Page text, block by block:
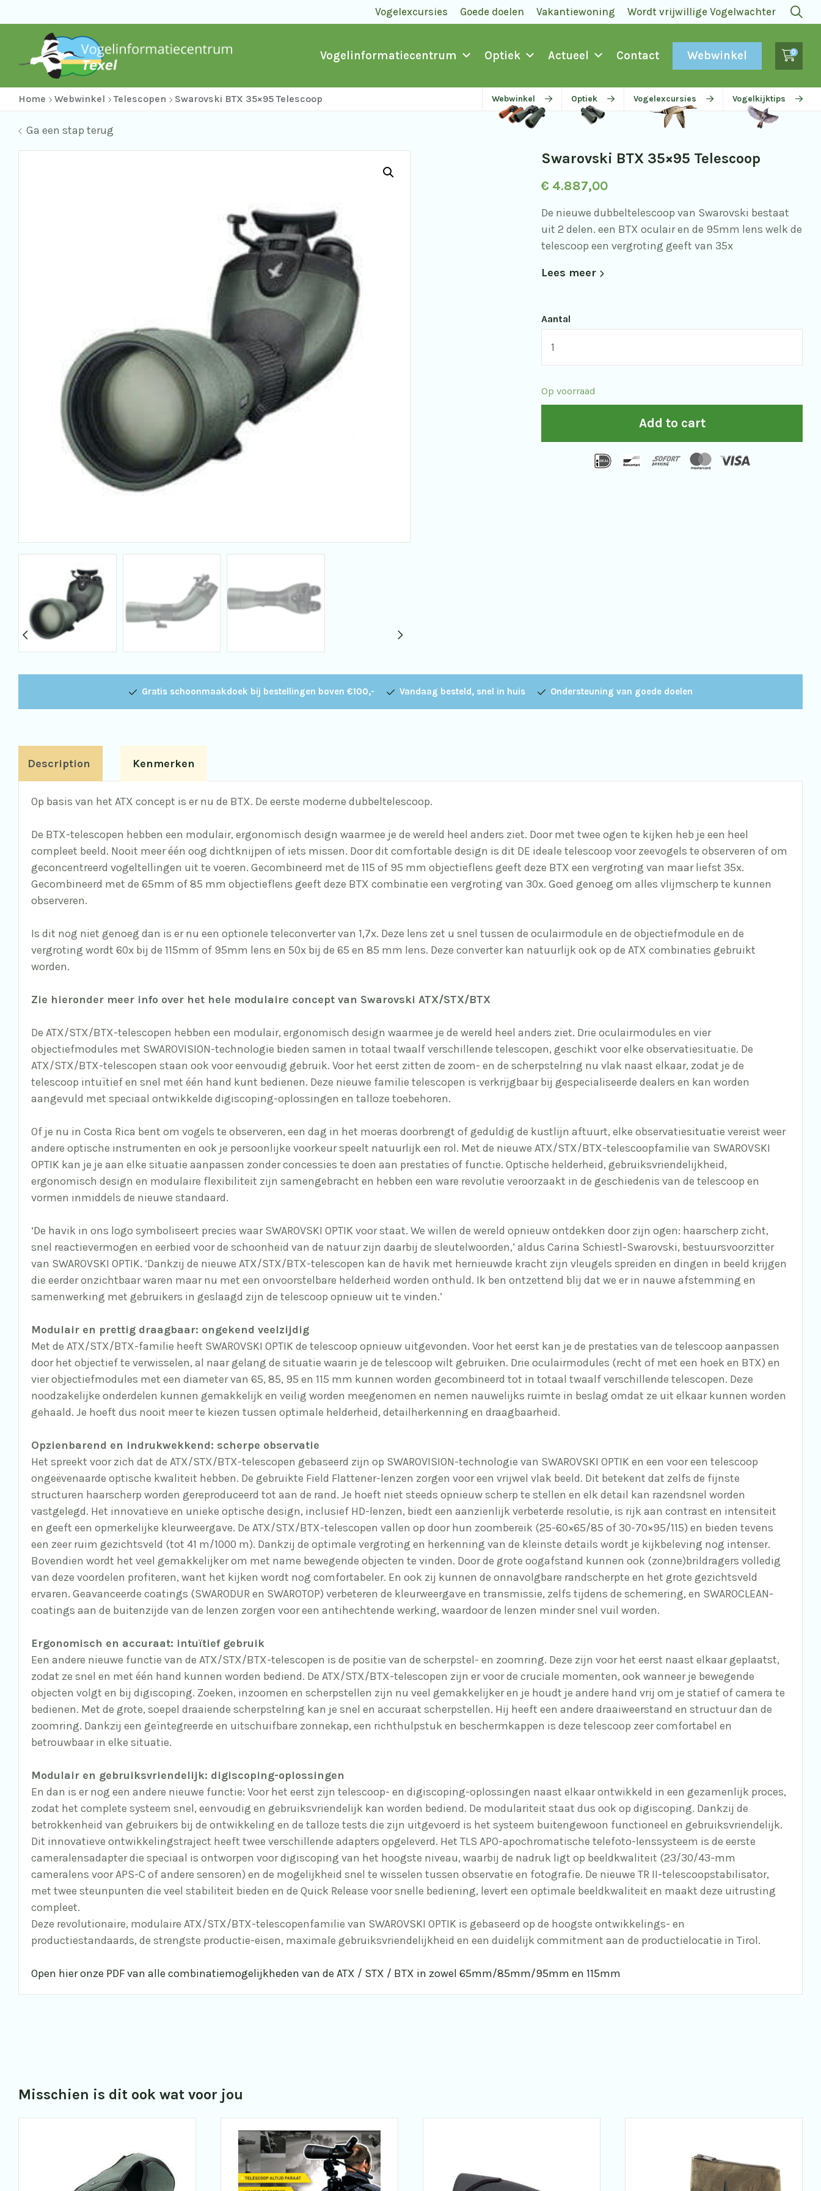
Vogelexcursies Goede doelen Vakantiewoning Wordt vrijwillige Vogelwachter
Vogelinformatiecentrum Optiek Actueel Contact Webwinkel 0
Home Webwinkel Telescopen Swarovski BTX 35×95 Telescoop Webwinkel Optiek Vogelexcursies Vogelkijktips
Ga een stap terug
Swarovski BTX 35×95 Telescoop
€ 4.887,00
De nieuwe dubbeltelescoop van Swarovski bestaat
uit 2 delen. een BTX oculair en de 95mm lens welk de
telescoop een vergroting geeft van 35x
Lees meer
Aantal
Telescoop
Op voorraad
Add to cart
Gratis schoonmaakdoek bij bestellingen boven €100,- Vandaag besteld, snel in huis Ondersteuning van goede doelen
Description Kenmerken
Op basis van het ATX concept is er nu de BTX. De eerste moderne dubbeltelescoop.
De BTX-telescopen hebben een modulair, ergonomisch design waarmee je de wereld heel anders ziet. Door met twee ogen te kijken heb je een heel
compleet beeld. Nooit meer één oog dichtknijpen of iets missen. Door dit comfortable design is dit DE ideale telescoop voor zeevogels te observeren of om
geconcentreerd vogeltellingen uit te voeren. Gecombineerd met de 115 of 95 mm objectieflens geeft deze BTX een vergroting van maar liefst 35x.
Gecombineerd met de 65mm of 85 mm objectieflens geeft deze BTX combinatie een vergroting van 30x. Goed genoeg om alles vlijmscherp te kunnen
observeren.
Is dit nog niet genoeg dan is er nu een optionele teleconverter van 1,7x. Deze lens zet u snel tussen de oculairmodule en de objectiefmodule en de
vergroting wordt 60x bij de 115mm of 95mm lens en 50x bij de 65 en 85 mm lens. Deze converter kan natuurlijk ook op de ATX combinaties gebruikt
worden.
Zie hieronder meer info over het hele modulaire concept van Swarovski ATX/STX/BTX
De ATX/STX/BTX-telescopen hebben een modulair, ergonomisch design waarmee je de wereld heel anders ziet. Drie oculairmodules en vier
objectiefmodules met SWAROVISION-technologie bieden samen in totaal twaalf verschillende telescopen, geschikt voor elke observatiesituatie. De
ATX/STX/BTX-telescopen staan ook voor eenvoudig gebruik. Voor het eerst zitten de zoom- en de scherpstelring nu vlak naast elkaar, zodat je de
telescoop intuïtief en snel met één hand kunt bedienen. Deze nieuwe familie telescopen is verkrijgbaar bij gespecialiseerde dealers en kan worden
aangevuld met speciaal ontwikkelde digiscoping-oplossingen en talloze toebehoren.
Of je nu in Costa Rica bent om vogels te observeren, een dag in het moeras doorbrengt of geduldig de kustlijn aftuurt, elke observatiesituatie vereist weer
andere optische instrumenten en ook je persoonlijke voorkeur speelt natuurlijk een rol. Met de nieuwe ATX/STX/BTX-telescoopfamilie van SWAROVSKI
OPTIK kan je je aan elke situatie aanpassen zonder concessies te doen aan prestaties of functie. Optische helderheid, gebruiksvriendelijkheid,
ergonomisch design en modulaire flexibiliteit zijn samengebracht en hebben een ware revolutie veroorzaakt in de geschiedenis van de telescoop en
vormen inmiddels de nieuwe standaard.
‘De havik in ons logo symboliseert precies waar SWAROVSKI OPTIK voor staat. We willen de wereld opnieuw ontdekken door zijn ogen: haarscherp zicht,
snel reactievermogen en eerbied voor de schoonheid van de natuur zijn daarbij de sleutelwoorden,’ aldus Carina Schiestl-Swarovski, bestuursvoorzitter
van SWAROVSKI OPTIK. ‘Dankzij de nieuwe ATX/STX/BTX-telescopen kan de havik met hernieuwde kracht zijn vleugels spreiden en dingen in beeld krijgen
die eerder onzichtbaar waren maar nu met een onvoorstelbare helderheid worden onthuld. Ik ben ontzettend blij dat we er in nauwe afstemming en
samenwerking met gebruikers in geslaagd zijn de telescoop opnieuw uit te vinden.’
Modulair en prettig draagbaar: ongekend veelzijdig
Met de ATX/STX/BTX-familie heeft SWAROVSKI OPTIK de telescoop opnieuw uitgevonden. Voor het eerst kan je de prestaties van de telescoop aanpassen
door het objectief te verwisselen, al naar gelang de situatie waarin je de telescoop wilt gebruiken. Drie oculairmodules (recht of met een hoek en BTX) en
vier objectiefmodules met een diameter van 65, 85, 95 en 115 mm kunnen worden gecombineerd tot in totaal twaalf verschillende telescopen. Deze
noodzakelijke onderdelen kunnen gemakkelijk en veilig worden meegenomen en nemen nauwelijks ruimte in beslag omdat ze uit elkaar kunnen worden
gehaald. Je hoeft dus nooit meer te kiezen tussen optimale helderheid, detailherkenning en draagbaarheid.
Opzienbarend en indrukwekkend: scherpe observatie
Het spreekt voor zich dat de ATX/STX/BTX-telescopen gebaseerd zijn op SWAROVISION-technologie van SWAROVSKI OPTIK en een voor een telescoop
ongeëvenaarde optische kwaliteit hebben. De gebruikte Field Flattener-lenzen zorgen voor een vrijwel vlak beeld. Dit betekent dat zelfs de fijnste
structuren haarscherp worden gereproduceerd tot aan de rand. Je hoeft niet steeds opnieuw scherp te stellen en elk detail kan razendsnel worden
vastgelegd. Het innovatieve en unieke optische design, inclusief HD-lenzen, biedt een aanzienlijk verbeterde resolutie, is rijk aan contrast en intensiteit
en geeft een opmerkelijke kleurweergave. De ATX/STX/BTX-telescopen vallen op door hun zoombereik (25-60×65/85 of 30-70×95/115) en bieden tevens
een zeer ruim gezichtsveld (tot 41 m/1000 m). Dankzij de optimale vergroting en herkenning van de kleinste details wordt je kijkbeleving nog intenser.
Bovendien wordt het veel gemakkelijker om met name bewegende objecten te vinden. Door de grote oogafstand kunnen ook (zonne)brildragers volledig
van deze voordelen profiteren, want het kijken wordt nog comfortabeler. En ook zij kunnen de onnavolgbare randscherpte en het grote gezichtsveld
ervaren. Geavanceerde coatings (SWARODUR en SWAROTOP) verbeteren de kleurweergave en transmissie, zelfs tijdens de schemering, en SWAROCLEAN-
coatings aan de buitenzijde van de lenzen zorgen voor een antihechtende werking, waardoor de lenzen minder snel vuil worden.
Ergonomisch en accuraat: intuïtief gebruik
Een andere nieuwe functie van de ATX/STX/BTX-telescopen is de positie van de scherpstel- en zoomring. Deze zijn voor het eerst naast elkaar geplaatst,
zodat ze snel en met één hand kunnen worden bediend. De ATX/STX/BTX-telescopen zijn er voor de cruciale momenten, ook wanneer je bewegende
objecten volgt en bij digiscoping. Zoeken, inzoomen en scherpstellen zijn nu veel gemakkelijker en je houdt je andere hand vrij om je statief of camera te
bedienen. Met de grote, soepel draaiende scherpstelring kan je snel en accuraat scherpstellen. Hij heeft een andere draaiweerstand en structuur dan de
zoomring. Dankzij een geïntegreerde en uitschuifbare zonnekap, een richthulpstuk en beschermkappen is deze telescoop zeer comfortabel en
betrouwbaar in elke situatie.
Modulair en gebruiksvriendelijk: digiscoping-oplossingen
En dan is er nog een andere nieuwe functie: Voor het eerst zijn telescoop- en digiscoping-oplossingen naast elkaar ontwikkeld in een gezamenlijk proces,
zodat het complete systeem snel, eenvoudig en gebruiksvriendelijk kan worden bediend. De modulariteit staat dus ook op digiscoping. Dankzij de
betrokkenheid van gebruikers bij de ontwikkeling en de talloze tests die zijn uitgevoerd is het systeem buitengewoon functioneel en gebruiksvriendelijk.
Dit innovatieve ontwikkelingstraject heeft twee verschillende adapters opgeleverd. Het TLS APO-apochromatische telefoto-lenssysteem is de eerste
cameralensadapter die speciaal is ontworpen voor digiscoping van het hoogste niveau, waarbij de nadruk ligt op beeldkwaliteit (23/30/43-mm
cameralens voor APS-C of andere sensoren) en de mogelijkheid snel te wisselen tussen observatie en fotografie. De nieuwe TR II-telescoopstabilisator,
met twee steunpunten die veel stabiliteit bieden en de Quick Release voor snelle bediening, levert een optimale beeldkwaliteit en maakt deze uitrusting
compleet.
Deze revolutionaire, modulaire ATX/STX/BTX-telescopenfamilie van SWAROVSKI OPTIK is gebaseerd op de hoogste ontwikkelings- en
productiestandaards, de strengste productie-eisen, maximale gebruiksvriendelijkheid en een duidelijk commitment aan de productielocatie in Tirol.
Open hier onze PDF van alle combinatiemogelijkheden van de ATX / STX / BTX in zowel 65mm/85mm/95mm en 115mm
Misschien is dit ook wat voor jou